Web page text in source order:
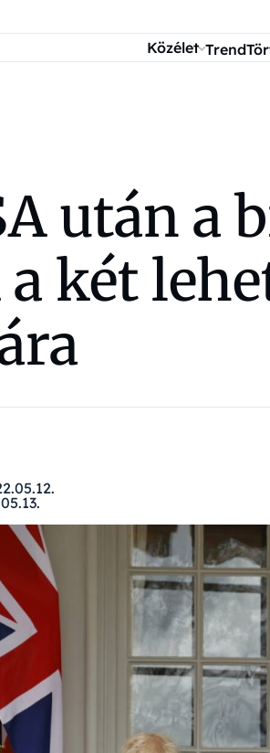
Közélet Trend
után a
két